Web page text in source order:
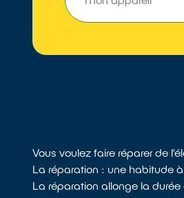
Vous voulez faire réparer de
La réparation : une habitude
La réparation allonge la